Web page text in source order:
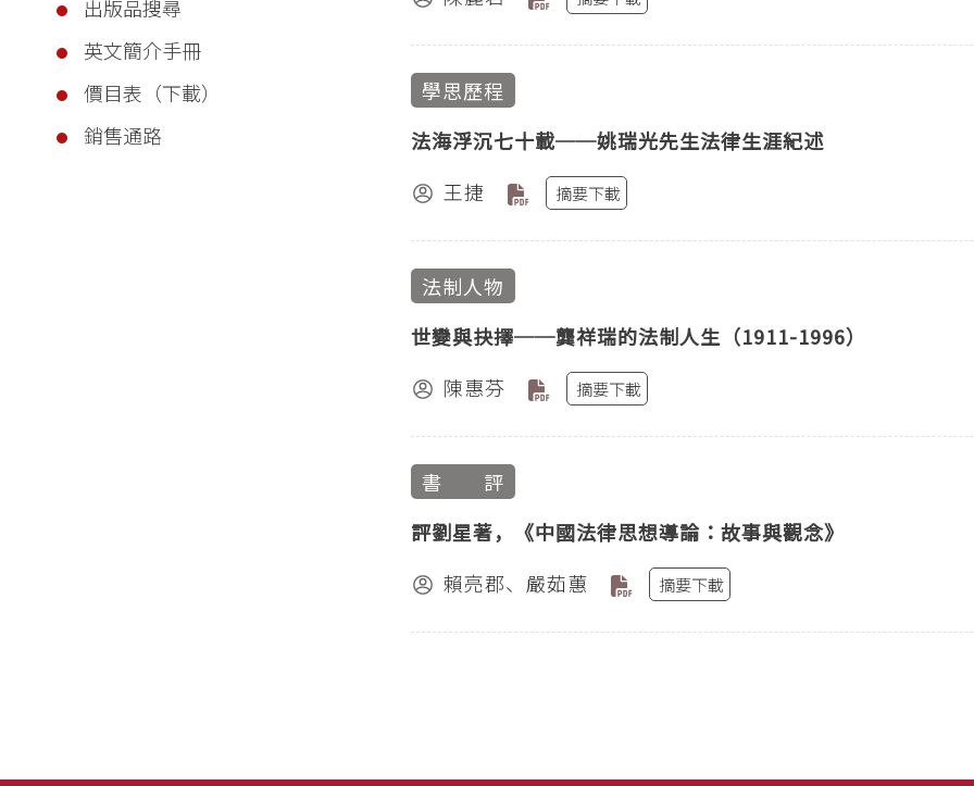
出版品搜尋
英文簡介手冊
價目表（下載）
銷售通路
學思歷程
法海浮沉七十載──姚瑞光先生法律生涯紀述
王捷
摘要下載
法制人物
世變與抉擇──龔祥瑞的法制人生（1911-1996）
陳惠芬
摘要下載
書 評
評劉星著，《中國法律思想導論：故事與觀念》
賴亮郡、嚴茹蕙
摘要下載